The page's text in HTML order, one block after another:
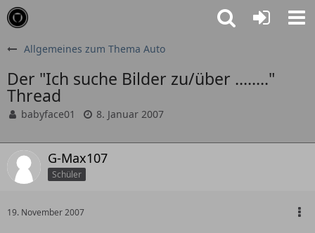
Allgemeines zum Thema Auto
Der "Ich suche Bilder zu/über ........"
Thread
babyface01 8. Januar 2007
G-Max107
Schüler
19. November 2007